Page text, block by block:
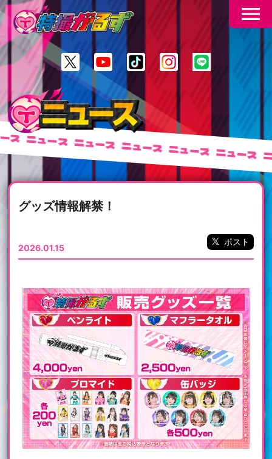
menu
ス ニュース ニュース ニュース ニュース ニュース
グッズ情報解禁！
2026.01.15
ポスト